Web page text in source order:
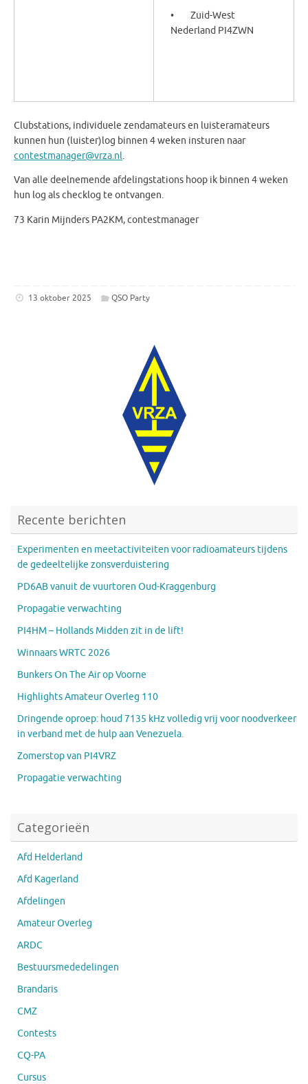
• Zuid-West
Nederland PI4ZWN
Clubstations, individuele zendamateurs en luisteramateurs
kunnen hun (luister)log binnen 4 weken insturen naar
contestmanager@vrza.nl.
Van alle deelnemende afdelingstations hoop ik binnen 4 weken
hun log als checklog te ontvangen.
73 Karin Mijnders PA2KM, contestmanager
13 oktober 2025 QSO Party
Recente berichten
Experimenten en meetactiviteiten voor radioamateurs tijdens
de gedeeltelijke zonsverduistering
PD6AB vanuit de vuurtoren Oud-Kraggenburg
Propagatie verwachting
PI4HM – Hollands Midden zit in de lift!
Winnaars WRTC 2026
Bunkers On The Air op Voorne
Highlights Amateur Overleg 110
Dringende oproep: houd 7135 kHz volledig vrij voor noodverkeer
in verband met de hulp aan Venezuela.
Zomerstop van PI4VRZ
Propagatie verwachting
Categorieën
Afd Helderland
Afd Kagerland
Afdelingen
Amateur Overleg
ARDC
Bestuursmededelingen
Brandaris
CMZ
Contests
CQ-PA
Cursus